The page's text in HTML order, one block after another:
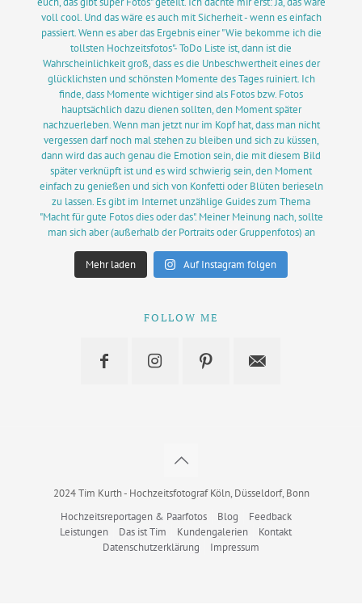
Mehr laden Auf Instagram folgen
FOLLOW ME
2024 Tim Kurth - Hochzeitsfotograf Köln, Düsseldorf, Bonn
Hochzeitsreportagen & Paarfotos
Blog
Feedback
Leistungen
Das ist Tim Kundengalerien
Kontakt
Datenschutzerklärung
Impressum